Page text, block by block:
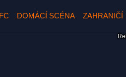
DOMÁCÍ SCÉNA ZAHRANIČÍ